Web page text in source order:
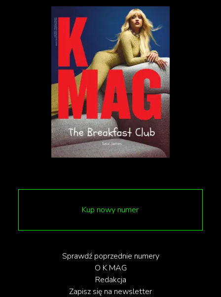
czegoś autentycznie niepokojącego.
Nathan pracował nad scenariuszem przez lata,
konsultując się z francuską profesor specjalizującą
się w starożytnym judaizmie, by nadać światu filmu
autentyczności. Jego dokumentalną przeszłość
widać w zdjęciach, w sposobie, w jaki kamera
rejestruje pokryte pyłem ulice egipskich wiosek i
twarze statystów. To nie jest hollywoodzka Biblia z
dziewiętnastowiecznymi orientalistycznymi
fantazjami, a obraz brutalny, ziemski, gdzie cuda
dzieją się w kurzu i brudzie.
podchodzi do materiału osobiście. Zna te opowieści
dziecko będące wcieleniem boga. Jak tłumaczyć
pięciolatkowi, że nie powinien zabijać kolegów z
podwórka mocą słowa?
Kup nowy numer
Sprawdź poprzednie numery
O K MAG
Redakcja
Zapisz się na newsletter